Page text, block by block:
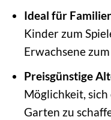
Ideal für
Kinder zum
Erwachsene
Preisgünstige
Möglichkeit, sich
Garten zu